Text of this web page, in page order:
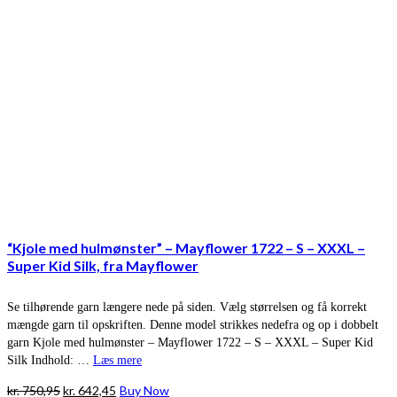
“Kjole med hulmønster” – Mayflower 1722 – S – XXXL –
Super Kid Silk, fra Mayflower
Se tilhørende garn længere nede på siden. Vælg størrelsen og få korrekt
mængde garn til opskriften. Denne model strikkes nedefra og op i dobbelt
garn Kjole med hulmønster – Mayflower 1722 – S – XXXL – Super Kid
Silk Indhold: … Læs mere
kr.750,95Den
kr.642,45 Den
Buy Now